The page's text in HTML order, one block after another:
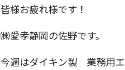
皆様お疲れ様です！
㈱愛孝静岡の佐野です。
今週はダイキン製 業務用エ